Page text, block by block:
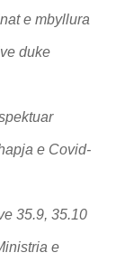
e mbyllura
duke
e Covid-
35.10
e